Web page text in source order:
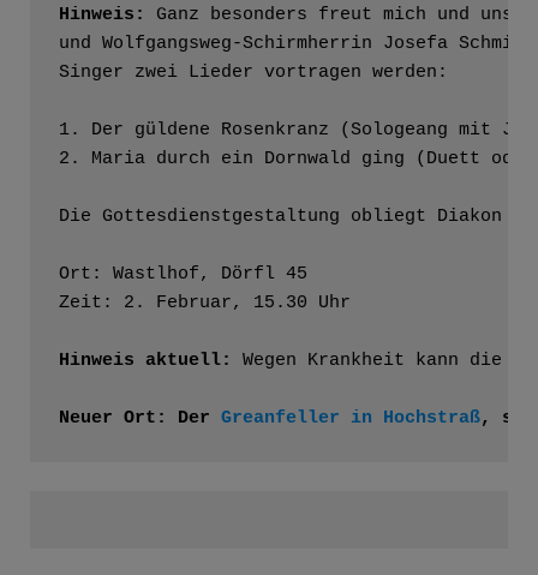
Hinweis: Ganz besonders freut mich und
und Wolfgangsweg-Schirmherrin Josefa
Singer zwei Lieder vortragen werden:
1. Der güldene Rosenkranz (Sologeang mit
2. Maria durch ein Dornwald ging (Duett
Die Gottesdienstgestaltung obliegt Diakon
Ort: Wastlhof, Dörfl 45
Zeit: 2. Februar, 15.30 Uhr
Hinweis aktuell: Wegen Krankheit kann die
Neuer Ort: Der Greanfeller in Hochstraß,